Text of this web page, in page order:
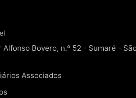
Alfonso Bovero, n.º 52 - Sumaré -
Associados